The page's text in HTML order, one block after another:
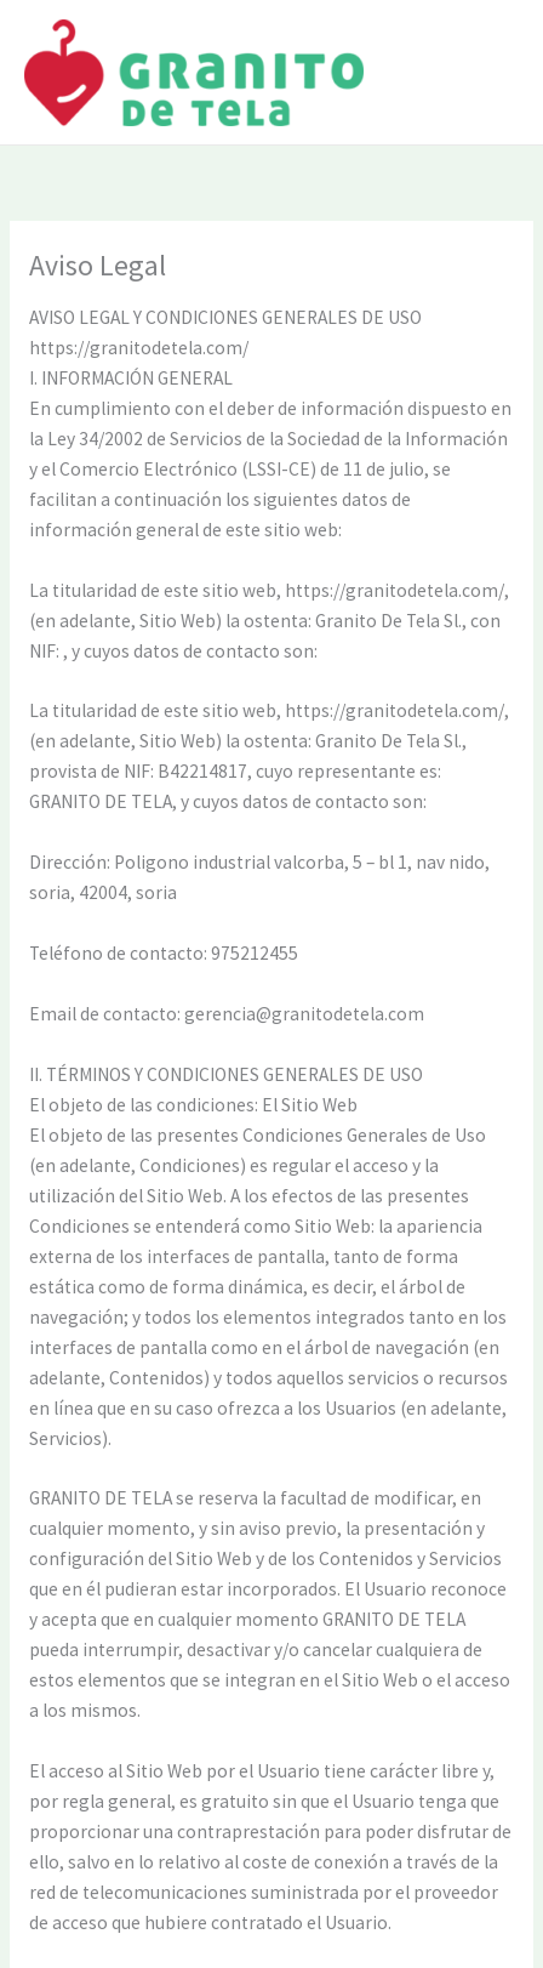
contenido
Aviso Legal
AVISO LEGAL Y CONDICIONES GENERALES DE USO
https://granitodetela.com/
I. INFORMACIÓN GENERAL
En cumplimiento con el deber de información dispuesto en
la Ley 34/2002 de Servicios de la Sociedad de la Información
y el Comercio Electrónico (LSSI-CE) de 11 de julio, se
facilitan a continuación los siguientes datos de
información general de este sitio web:
La titularidad de este sitio web, https://granitodetela.com/,
(en adelante, Sitio Web) la ostenta: Granito De Tela Sl., con
NIF: , y cuyos datos de contacto son:
La titularidad de este sitio web, https://granitodetela.com/,
(en adelante, Sitio Web) la ostenta: Granito De Tela Sl.,
provista de NIF: B42214817, cuyo representante es:
GRANITO DE TELA, y cuyos datos de contacto son:
Dirección: Poligono industrial valcorba, 5 – bl 1, nav nido,
soria, 42004, soria
Teléfono de contacto: 975212455
Email de contacto: gerencia@granitodetela.com
II. TÉRMINOS Y CONDICIONES GENERALES DE USO
El objeto de las condiciones: El Sitio Web
El objeto de las presentes Condiciones Generales de Uso
(en adelante, Condiciones) es regular el acceso y la
utilización del Sitio Web. A los efectos de las presentes
Condiciones se entenderá como Sitio Web: la apariencia
externa de los interfaces de pantalla, tanto de forma
estática como de forma dinámica, es decir, el árbol de
navegación; y todos los elementos integrados tanto en los
interfaces de pantalla como en el árbol de navegación (en
adelante, Contenidos) y todos aquellos servicios o recursos
en línea que en su caso ofrezca a los Usuarios (en adelante,
Servicios).
GRANITO DE TELA se reserva la facultad de modificar, en
cualquier momento, y sin aviso previo, la presentación y
configuración del Sitio Web y de los Contenidos y Servicios
que en él pudieran estar incorporados. El Usuario reconoce
y acepta que en cualquier momento GRANITO DE TELA
pueda interrumpir, desactivar y/o cancelar cualquiera de
estos elementos que se integran en el Sitio Web o el acceso
a los mismos.
El acceso al Sitio Web por el Usuario tiene carácter libre y,
por regla general, es gratuito sin que el Usuario tenga que
proporcionar una contraprestación para poder disfrutar de
ello, salvo en lo relativo al coste de conexión a través de la
red de telecomunicaciones suministrada por el proveedor
de acceso que hubiere contratado el Usuario.